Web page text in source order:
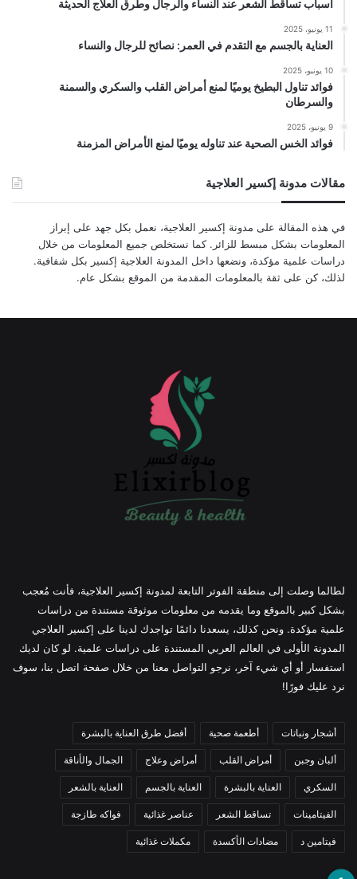
أسباب تساقط الشعر عند النساء والرجال وطرق العلاج الحديثة
11 يونيو، 2025
العناية بالجسم مع التقدم في العمر: نصائح للرجال والنساء
10 يونيو، 2025
فوائد تناول البطيخ يوميًا لمنع أمراض القلب والسكري والسمنة
والسرطان
9 يونيو، 2025
فوائد الخس الصحية عند تناوله يوميًا لمنع الأمراض المزمنة
مقالات مدونة إكسير العلاجية
في هذه المقالة على مدونة إكسير العلاجية، نعمل بكل جهد على إبراز
المعلومات بشكل مبسط للزائر. كما نستخلص جميع المعلومات من خلال
دراسات علمية مؤكدة، ونضعها داخل المدونة العلاجية إكسير بكل شفافية.
لذلك، كن على ثقة بالمعلومات المقدمة من الموقع بشكل عام.
لطالما وصلت إلى منطقة الفوتر التابعة لمدونة إكسير العلاجية، فأنت مُعجب
بشكل كبير بالموقع وما يقدمه من معلومات موثوقة مستندة من دراسات
علمية مؤكدة. ونحن كذلك، يسعدنا دائمًا تواجدك لدينا على إكسير العلاجي
المدونة الأولى في العالم العربي المستندة على دراسات علمية. لو كان لديك
استفسار أو أي شيء آخر، نرجو التواصل معنا من خلال صفحة اتصل بنا، سوف
نرد عليك فورًا!
أشجار ونباتات أطعمة صحية أفضل طرق العناية بالبشرة
ألبان وجبن أمراض القلب أمراض وعلاج الجمال والأناقة
السكري العناية بالبشرة العناية بالجسم العناية بالشعر
الفيتامينات تساقط الشعر عناصر غذائية فواكه طازجة
فيتامين د مضادات الأكسدة مكملات غذائية